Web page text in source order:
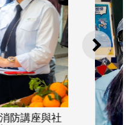
下一